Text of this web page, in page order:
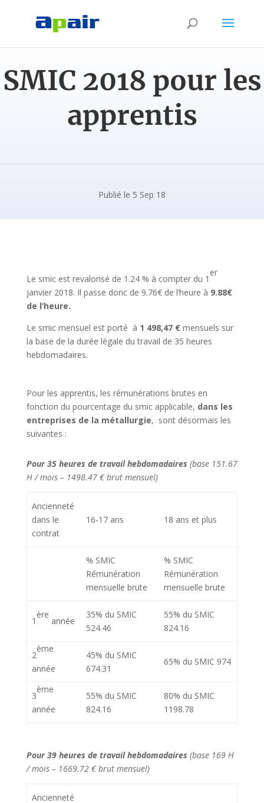
SMIC 2018 pour les
apprentis
Publié le 5 Sep 18
Le smic est revalorisé de 1.24 % à compter du 1
er
janvier 2018. Il passe donc de 9.76€ de l’heure à 9.88€
de l’heure.
Le smic mensuel est porté à 1 498,47 € mensuels sur
la base de la durée légale du travail de 35 heures
hebdomadaires.
Pour les apprentis, les rémunérations brutes en
fonction du pourcentage du smic applicable, dans les
entreprises de la métallurgie, sont désormais les
suivantes :
Pour 35 heures de travail hebdomadaires (base 151.67
H / mois – 1498.47 € brut mensuel)
Ancienneté
dans le
contrat
16-17 ans 18 ans et plus
% SMIC
Rémunération
mensuelle brute
% SMIC
Rémunération
mensuelle brute
1
ère
année
35% du SMIC
524.46
55% du SMIC
824.16
2
ème
année
45% du SMIC
674.31
65% du SMIC 974
3
ème
année
55% du SMIC
824.16
80% du SMIC
1198.78
Pour 39 heures de travail hebdomadaires (base 169 H
/ mois – 1669.72 € brut mensuel)
Ancienneté